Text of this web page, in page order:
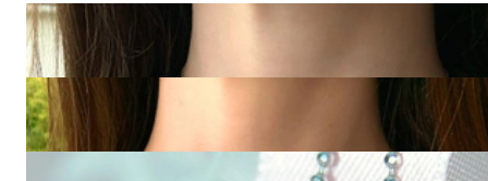
Eleganter Tahitiperle Anhänger mit Baguette Diamanten
3.530,00 €
Wundervoller Tahitiperle Anhänger mit Brillanten (mit Kette)
2.430,00 €